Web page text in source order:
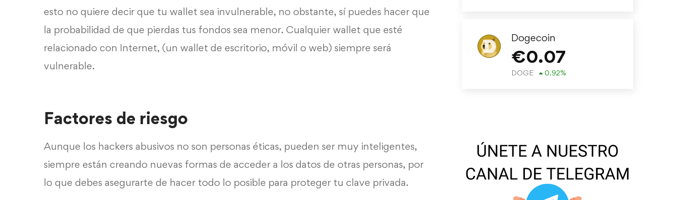
esto no quiere decir que tu wallet sea invulnerable, no obstante, sí puedes hacer que
la probabilidad de que pierdas tus fondos sea menor. Cualquier wallet que esté
relacionado con Internet, (un wallet de escritorio, móvil o web) siempre será
vulnerable.
Factores de riesgo
Aunque los hackers abusivos no son personas éticas, pueden ser muy inteligentes,
siempre están creando nuevas formas de acceder a los datos de otras personas, por
lo que debes asegurarte de hacer todo lo posible para proteger tu clave privada.
Dogecoin
€0.07
DOGE 0.92%